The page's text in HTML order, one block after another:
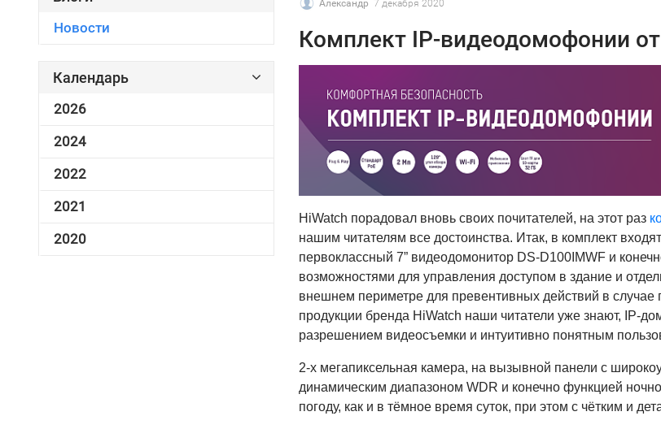
Новости
Календарь
2026
2024
2022
2021
2020
Александр 7 декабря 2020
Комплект IP-видеодомофонии
HiWatch порадовал вновь своих почитателей, на этот раз
нашим читателям все достоинства. Итак, в комплект
первоклассный 7” видеодомонитор DS-D100IMWF и
возможностями для управления доступом в здание и
внешнем периметре для превентивных действий в
продукции бренда HiWatch наши читатели уже знают, IP-
разрешением видеосъемки и интуитивно понятным
2-х мегапиксельная камера, на вызывной панели с
динамическим диапазоном WDR и конечно функцией
погоду, как и в тёмное время суток, при этом с чётким и